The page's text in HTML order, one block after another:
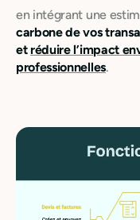
en intégrant une
carbone de vos
etréduire l’impact
professionnelles.